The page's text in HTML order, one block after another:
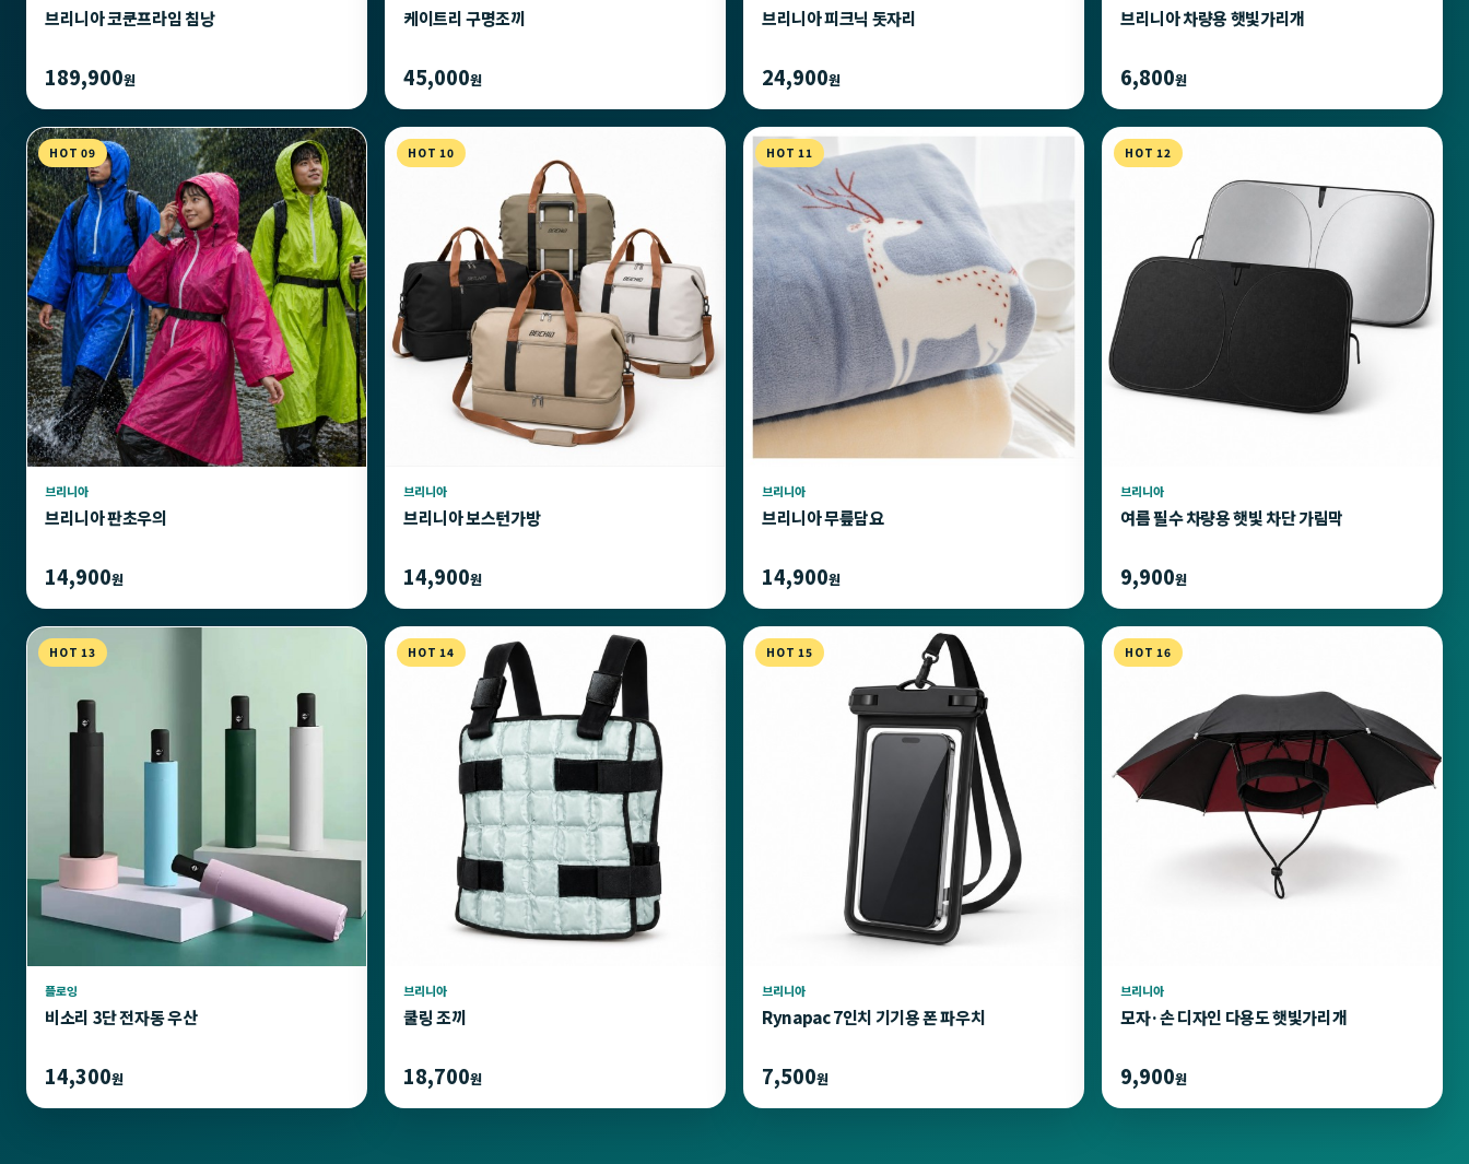
브리니아 코쿤프라임 침낭
189,900원
케이트리 구명조끼
45,000원
브리니아 피크닉 돗자리
24,900원
브리니아 차량용 햇빛가리개
6,800원
HOT 09
브리니아
브리니아 판초우의
14,900원
HOT 10
브리니아
브리니아 보스턴가방
14,900원
HOT 11
브리니아
브리니아 무릎담요
14,900원
HOT 12
브리니아
여름 필수 차량용 햇빛 차단 가림막
9,900원
HOT 13
플로잉
비소리 3단 전자동 우산
14,300원
HOT 14
브리니아
쿨링 조끼
18,700원
HOT 15
브리니아
Rynapac 7인치 기기용 폰 파우치
7,500원
HOT 16
브리니아
모자·손 디자인 다용도 햇빛가리개
9,900원